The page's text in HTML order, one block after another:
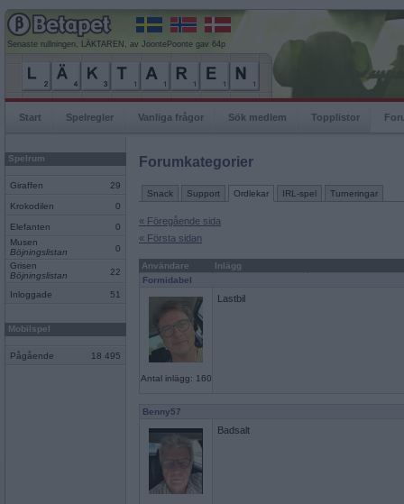
Senaste rullningen, LÄKTAREN, av JoontePoonte gav 64p
Start Spelregler Vanliga frågor Sök medlem Topplistor
Spelrum
Giraffen 29
Krokodilen 0
Elefanten
0
Musen
Böjningslistan
0
Grisen
Böjningslistan
22
Inloggade 51
Mobilspel
Pågående 18 495
Forumkategorier
Snack Support Ordlekar IRL-spel Turneringar
« Föregående sida
« Första sidan
Användare
Inlägg
Formidabel
Antal inlägg: 160
Lastbil
Benny57
Badsalt